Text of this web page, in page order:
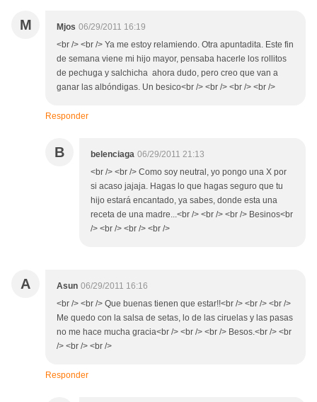
M Mjos 06/29/2011 16:19
<br /> <br /> Ya me estoy relamiendo. Otra apuntadita. Este fin
de semana viene mi hijo mayor, pensaba hacerle los rollitos
de pechuga y salchicha ahora dudo, pero creo que van a
ganar las albóndigas. Un besico<br /> <br /> <br /> <br />
Responder
B belenciaga 06/29/2011 21:13
<br /> <br /> Como soy neutral, yo pongo una X por
si acaso jajaja. Hagas lo que hagas seguro que tu
hijo estará encantado, ya sabes, donde esta una
receta de una madre...<br /> <br /> <br /> Besinos<br
/> <br /> <br /> <br />
A Asun 06/29/2011 16:16
<br /> <br /> Que buenas tienen que estar!!<br /> <br /> <br />
Me quedo con la salsa de setas, lo de las ciruelas y las pasas
no me hace mucha gracia<br /> <br /> <br /> Besos.<br /> <br
/> <br /> <br />
Responder